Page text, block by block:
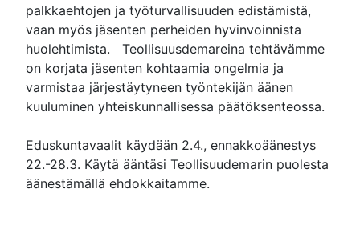
palkkaehtojen ja työturvallisuuden edistämistä,
vaan myös jäsenten perheiden hyvinvoinnista
huolehtimista. Teollisuusdemareina tehtävämme
on korjata jäsenten kohtaamia ongelmia ja
varmistaa järjestäytyneen työntekijän äänen
kuuluminen yhteiskunnallisessa päätöksenteossa.
Eduskuntavaalit käydään 2.4., ennakkoäänestys
22.-28.3. Käytä ääntäsi Teollisuudemarin puolesta
äänestämällä ehdokkaitamme.